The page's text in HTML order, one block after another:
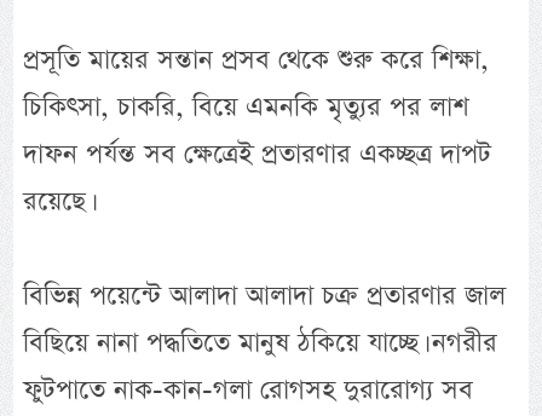
প্রসূতি মায়ের সন্তান প্রসব থেকে শুরু করে শিক্ষা,
চিকিৎসা, চাকরি, বিয়ে এমনকি মৃত্যুর পর লাশ
দাফন পর্যন্ত সব ক্ষেত্রেই প্রতারণার একচ্ছত্র দাপট
রয়েছে।
বিভিন্ন পয়েন্টে আলাদা আলাদা চক্র প্রতারণার জাল
বিছিয়ে নানা পদ্ধতিতে মানুষ ঠকিয়ে যাচ্ছে। নগরীর
ফুটপাতে নাক-কান-গলা রোগসহ দুরারোগ্য সব